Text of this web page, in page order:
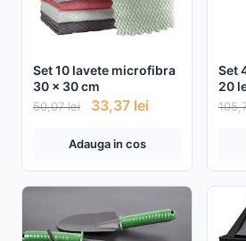
Set 10 lavete microfibra
30 x 30 cm
50,07lei 33,37 lei
Adauga in cos
Set
20